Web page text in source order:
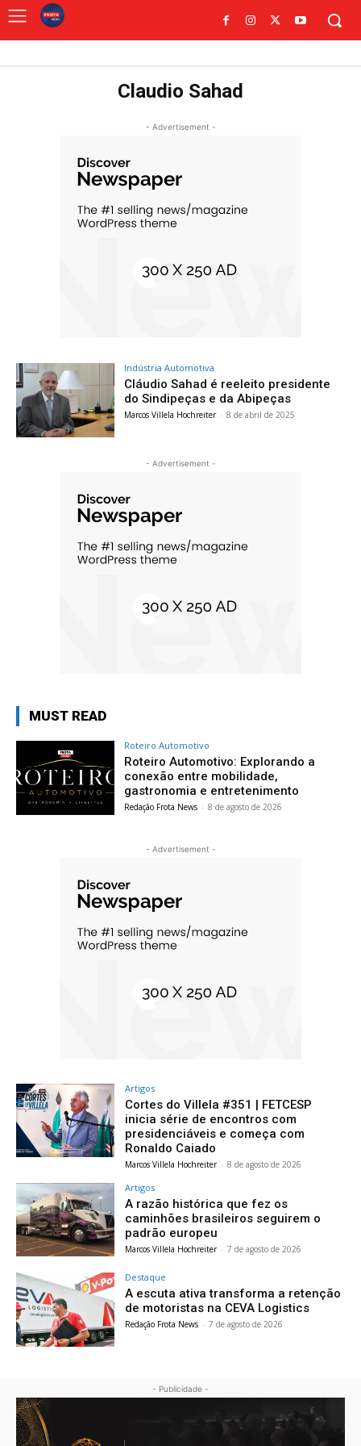
Claudio Sahad
- Advertisement -
Indústria Automotiva
Cláudio Sahad é reeleito presidente
do Sindipeças e da Abipeças
Marcos Villela Hochreiter - 8 de abril de 2025
- Advertisement -
MUST READ
Roteiro Automotivo
Roteiro Automotivo: Explorando a
conexão entre mobilidade,
gastronomia e entretenimento
Redação Frota News - 8 de agosto de 2026
- Advertisement -
Artigos
Cortes do Villela #351 | FETCESP
inicia série de encontros com
presidenciáveis e começa com
Ronaldo Caiado
Marcos Villela Hochreiter - 8 de agosto de 2026
Artigos
A razão histórica que fez os
caminhões brasileiros seguirem o
padrão europeu
Marcos Villela Hochreiter - 7 de agosto de 2026
Destaque
A escuta ativa transforma a retenção
de motoristas na CEVA Logistics
Redação Frota News - 7 de agosto de 2026
- Publicidade -